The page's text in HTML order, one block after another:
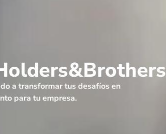
a transformar tus desafíos en
para tu empresa.